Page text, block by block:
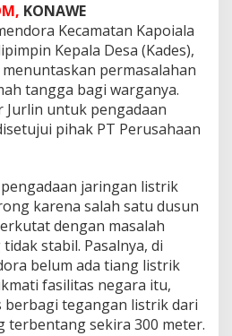
KONAWE
Kecamatan Kapoiala
Kepala Desa (Kades),
permasalahan
tangga bagi warganya.
untuk pengadaan
pihak PT Perusahaan
jaringan listrik
karena salah satu dusun
dengan masalah
stabil. Pasalnya, di
belum ada tiang listrik
fasilitas negara itu,
berbagi tegangan listrik dari
terbentang sekira 300 meter.